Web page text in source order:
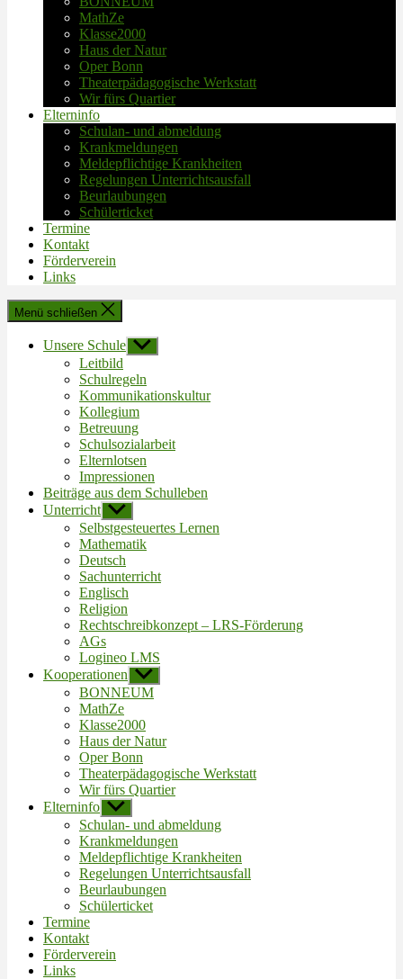
MathZe
Klasse2000
Haus der Natur
Oper Bonn
Theaterpädagogische Werkstatt
Wir fürs Quartier
Elterninfo
Schulan- und abmeldung
Krankmeldungen
Meldepflichtige Krankheiten
Regelungen Unterrichtsausfall
Beurlaubungen
Schülerticket
Termine
Kontakt
Förderverein
Links
Menü schließen
Unsere Schule Untermenü
anzeigen
Leitbild
Schulregeln
Kommunikationskultur
Kollegium
Betreuung
Schulsozialarbeit
Elternlotsen
Impressionen
Beiträge aus dem Schulleben
Unterricht Untermenü
anzeigen
Selbstgesteuertes Lernen
Mathematik
Deutsch
Sachunterricht
Englisch
Religion
Rechtschreibkonzept – LRS-Förderung
AGs
Logineo LMS
Kooperationen Untermenü
anzeigen
BONNEUM
MathZe
Klasse2000
Haus der Natur
Oper Bonn
Theaterpädagogische Werkstatt
Wir fürs Quartier
Elterninfo Untermenü
anzeigen
Schulan- und abmeldung
Krankmeldungen
Meldepflichtige Krankheiten
Regelungen Unterrichtsausfall
Beurlaubungen
Schülerticket
Termine
Kontakt
Förderverein
Links